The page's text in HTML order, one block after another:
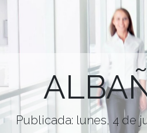
Publicada: lunes, 4 de